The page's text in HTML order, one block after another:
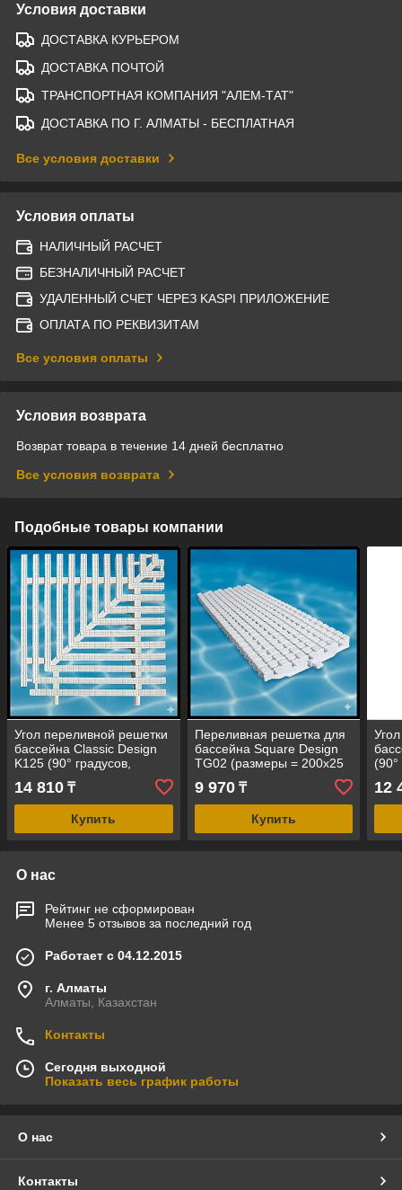
Условия доставки
ДОСТАВКА КУРЬЕРОМ
ДОСТАВКА ПОЧТОЙ
ТРАНСПОРТНАЯ КОМПАНИЯ "АЛЕМ-ТАТ"
ДОСТАВКА ПО Г. АЛМАТЫ - БЕСПЛАТНАЯ
Все условия доставки
Условия оплаты
НАЛИЧНЫЙ РАСЧЕТ
БЕЗНАЛИЧНЫЙ РАСЧЕТ
УДАЛЕННЫЙ СЧЕТ ЧЕРЕЗ KASPI ПРИЛОЖЕНИЕ
ОПЛАТА ПО РЕКВИЗИТАМ
Все условия оплаты
Условия возврата
Возврат товара в течение 14 дней бесплатно
Все условия возврата
Подобные товары компании
Угол переливной решетки
бассейна Classic Design
K125 (90° градусов,
размеры = 250x25 мм,
цвет - белый)
14 810 ₸
Купить
Переливная решетка для
бассейна Square Design
TG02 (размеры = 200x25
мм, цвет - белый)
9 970₸
Купить
12
О нас
Рейтинг не сформирован
Менее 5 отзывов за последний год
Работает с 04.12.2015
г. Алматы
Алматы, Казахстан
Контакты
Сегодня выходной
Показать весь график работы
О нас
Контакты